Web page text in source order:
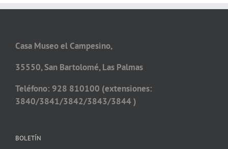
Casa Museo el Campesino,
35550, San Bartolomé, Las Palmas
Teléfono: 928 810100 (extensiones:
3840/3841/3842/3843/3844 )
BOLETÍN